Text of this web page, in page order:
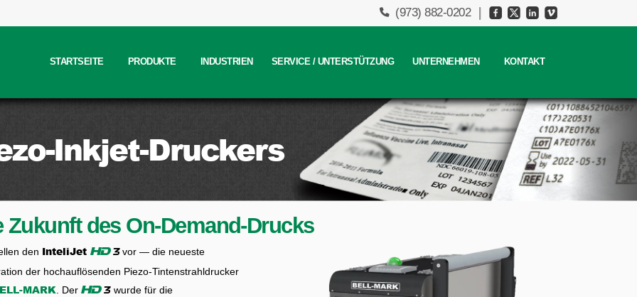
(973) 882-0202
STARTSEITE PRODUKTE INDUSTRIEN SERVICE / UNTERSTÜTZUNG UNTERNEHMEN KONTAKT
Inkjet-Druckers
Zukunft des On-Demand-Drucks
den InteliJet HD3vor — die neueste
der hochauflösenden Piezo-Tintenstrahldrucker
MARK . Der HD3wurde für die